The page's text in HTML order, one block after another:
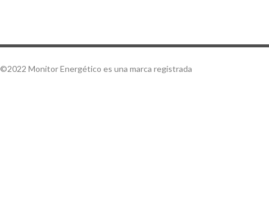
©2022 Monitor Energético es una marca registrada